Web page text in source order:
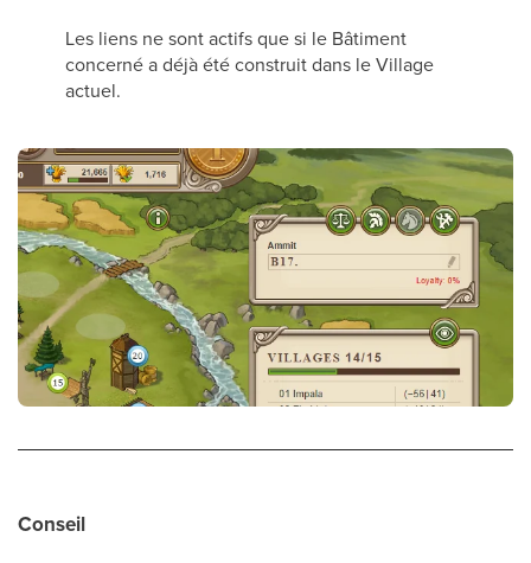
Les liens ne sont actifs que si le Bâtiment
concerné a déjà été construit dans le Village
actuel.
Conseil